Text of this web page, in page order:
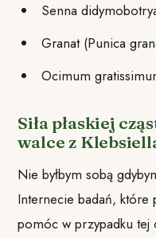
Senna
Granat (Punica
Ocimum
Siła płaskiej
walce z
Nie byłbym sobą
Internecie badań,
pomóc w przypadku